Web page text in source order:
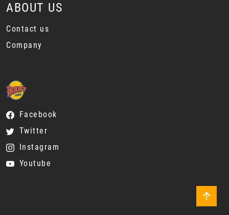
ABOUT US
Contact us
Company
Facebook
Twitter
Instagram
Youtube